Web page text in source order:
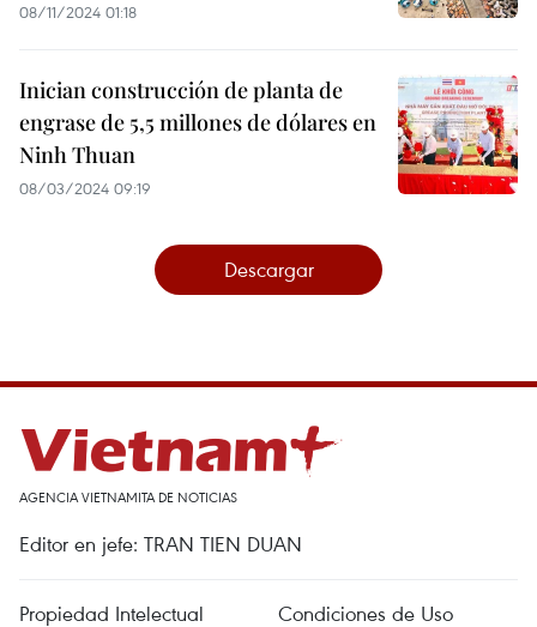
08/11/2024 01:18
Inician construcción de planta de
engrase de 5,5 millones de dólares en
Ninh Thuan
08/03/2024 09:19
Descargar
AGENCIA VIETNAMITA DE NOTICIAS
Editor en jefe: TRAN TIEN DUAN
Propiedad Intelectual Condiciones de Uso